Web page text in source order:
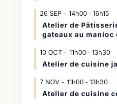
26 SEP 14h00- 16h15
Atelier de
gateaux au
10 OCT 11h00- 13h30
Atelier de cuisine
7 NOV 11h00- 13h30
Atelier de cuisine